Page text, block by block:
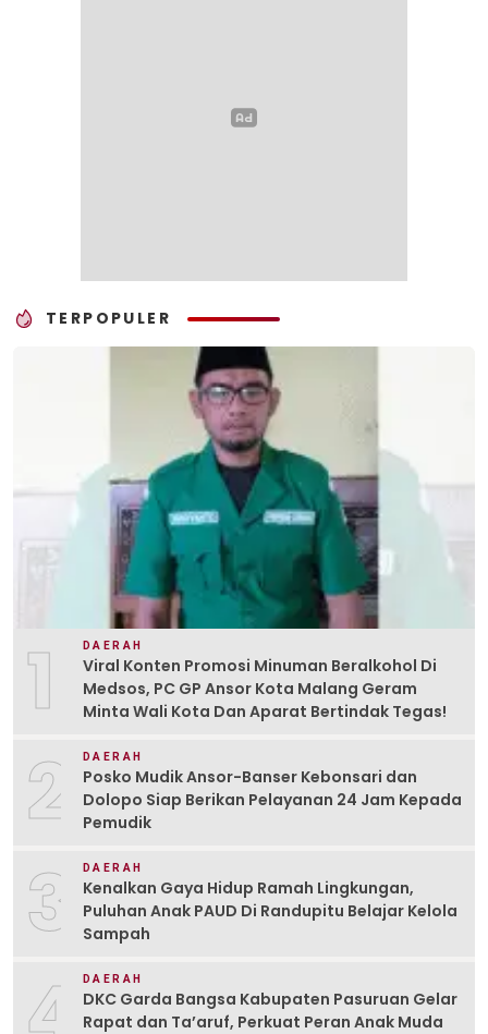
TERPOPULER
1 DAERAH
Viral Konten Promosi Minuman Beralkohol Di
Medsos, PC GP Ansor Kota Malang Geram
Minta Wali Kota Dan Aparat Bertindak Tegas!
2 DAERAH
Posko Mudik Ansor-Banser Kebonsari dan
Dolopo Siap Berikan Pelayanan 24 Jam Kepada
Pemudik
3 DAERAH
Kenalkan Gaya Hidup Ramah Lingkungan,
Puluhan Anak PAUD Di Randupitu Belajar Kelola
Sampah
DAERAH
DKC Garda Bangsa Kabupaten Pasuruan Gelar
Rapat dan Ta’aruf, Perkuat Peran Anak Muda